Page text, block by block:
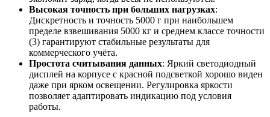
Высокая точность при больших нагрузках:
Дискретность и точность 5000 г при наибольшем
пределе взвешивания 5000 кг и среднем классе точности
(3) гарантируют стабильные результаты для
коммерческого учёта.
Простота считывания данных: Яркий светодиодный
дисплей на корпусе с красной подсветкой хорошо виден
даже при ярком освещении. Регулировка яркости
позволяет адаптировать индикацию под условия
работы.